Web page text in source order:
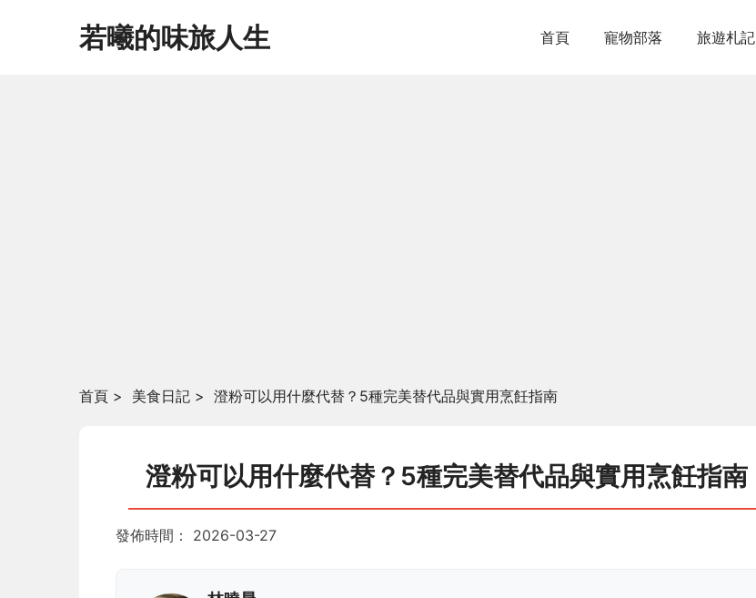
若曦的味旅人生 首頁 寵物部落 旅遊札記
首頁 > 美食日記 > 澄粉可以用什麼代替？5種完美替代品與實用烹飪指南
澄粉可以用什麼代替？5種完美替代品與實用烹飪指南
發佈時間： 2026-03-27